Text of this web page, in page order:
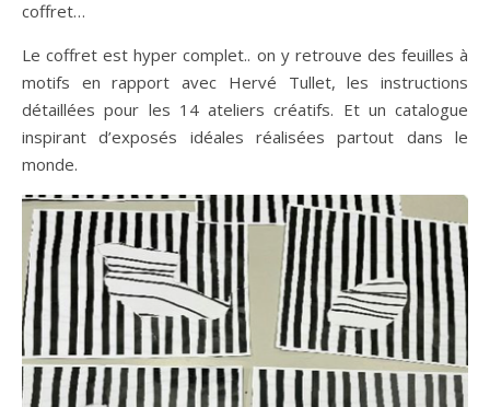
coffret…
Le coffret est hyper complet.. on y retrouve des feuilles à
motifs en rapport avec Hervé Tullet, les instructions
détaillées pour les 14 ateliers créatifs. Et un catalogue
inspirant d’exposés idéales réalisées partout dans le
monde.